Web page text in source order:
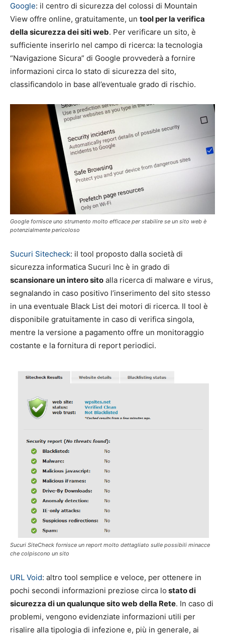
Google: il centro di sicurezza del colossi di Mountain
View offre online, gratuitamente, un tool per la verifica
della sicurezza dei siti web. Per verificare un sito, è
sufficiente inserirlo nel campo di ricerca: la tecnologia
“Navigazione Sicura” di Google provvederà a fornire
informazioni circa lo stato di sicurezza del sito,
classificandolo in base all’eventuale grado di rischio.
Google fornisce uno strumento molto efficace per stabilire se un sito web è
potenzialmente pericoloso
Sucuri Sitecheck: il tool proposto dalla società di
sicurezza informatica Sucuri Inc è in grado di
scansionare un intero sito alla ricerca di malware e virus,
segnalando in caso positivo l’inserimento del sito stesso
in una eventuale Black List dei motori di ricerca. Il tool è
disponibile gratuitamente in caso di verifica singola,
mentre la versione a pagamento offre un monitoraggio
costante e la fornitura di report periodici.
Sucuri SiteCheck fornisce un report molto dettagliato sulle possibili minacce
che colpiscono un sito
URL Void: altro tool semplice e veloce, per ottenere in
pochi secondi informazioni preziose circa lo stato di
sicurezza di un qualunque sito web della Rete. In caso di
problemi, vengono evidenziate informazioni utili per
risalire alla tipologia di infezione e, più in generale, ai